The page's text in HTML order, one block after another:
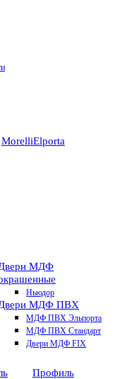
MorelliElporta
МДФ
Ньюдор
МДФ ПВХ
МДФ ПВХ Эльпорта
МДФ ПВХ Стандарт
Двери МДФ FIX
Профиль